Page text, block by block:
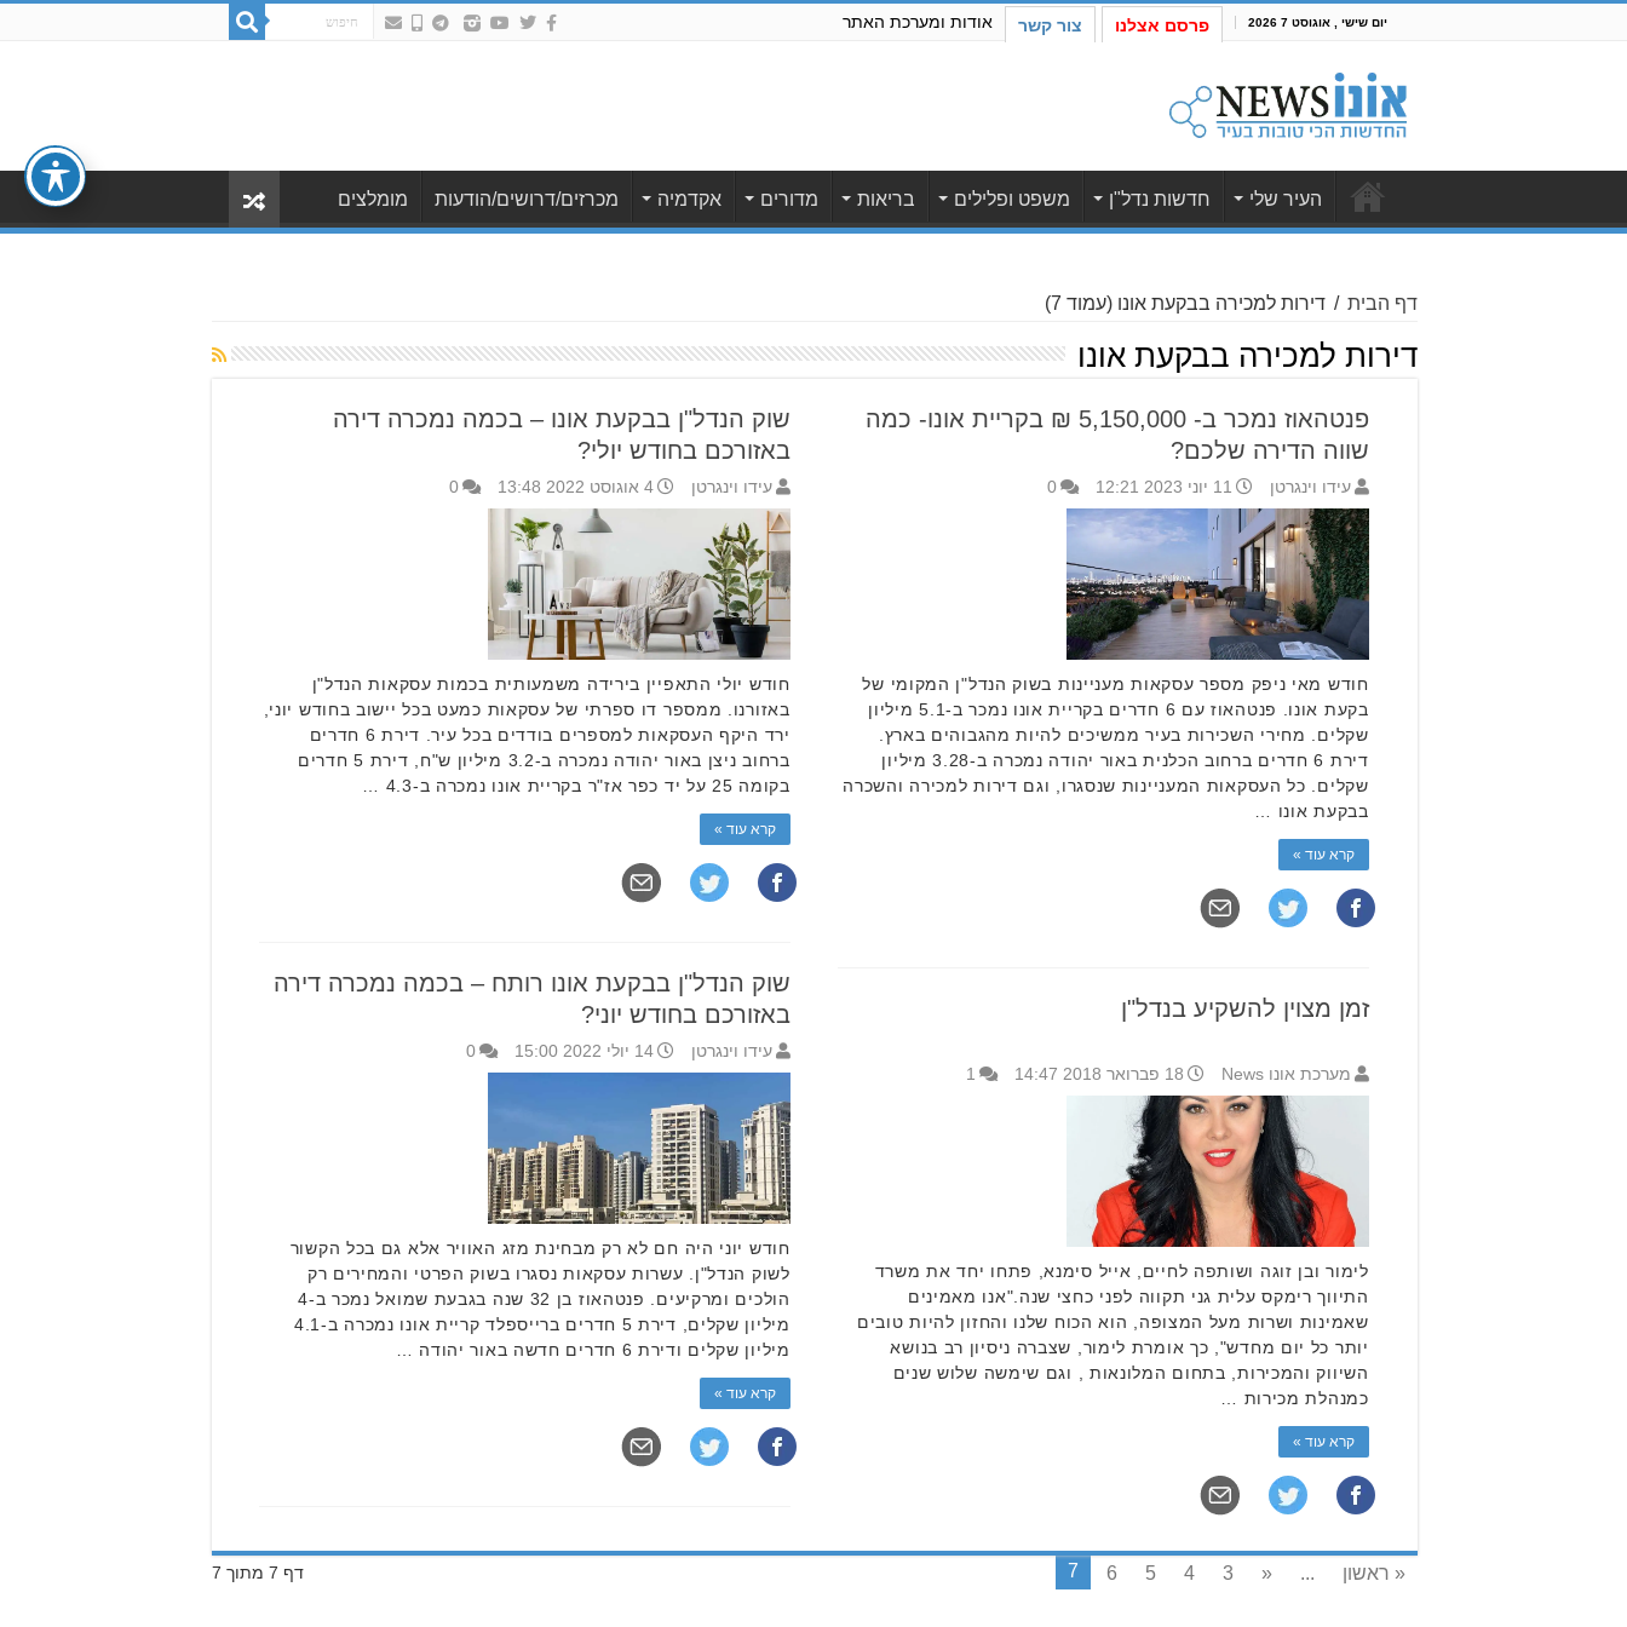
יום שישי , אוגוסט 7 2026 פרסם אצלנו צור קשר אודות ומערכת האתר
העיר שלי חדשות נדל"ן משפט ופלילים בריאות מדורים אקדמיה מכרזים/דרושים/הודעות מומלצים
דף הבית / דירות למכירה בבקעת אונו (עמוד 7)
דירות למכירה בבקעת אונו
פנטהאוז נמכר ב- 5,150,000 ₪ בקריית אונו- כמה
שווה הדירה שלכם?
עידו וינגרטן 11 יוני 2023 12:21 0
חודש מאי ניפק מספר עסקאות מעניינות בשוק הנדל"ן המקומי של
בקעת אונו. פנטהאוז עם 6 חדרים בקריית אונו נמכר ב-5.1 מיליון
שקלים. מחירי השכירות בעיר ממשיכים להיות מהגבוהים בארץ.
דירת 6 חדרים ברחוב הכלנית באור יהודה נמכרה ב-3.28 מיליון
שקלים. כל העסקאות המעניינות שנסגרו, וגם דירות למכירה והשכרה
בבקעת אונו …
קרא עוד »
שוק הנדל"ן בבקעת אונו – בכמה נמכרה דירה
באזורכם בחודש יולי?
עידו וינגרטן 4 אוגוסט 2022 13:48 0
חודש יולי התאפיין בירידה משמעותית בכמות עסקאות הנדל"ן
באזורנו. ממספר דו ספרתי של עסקאות כמעט בכל יישוב בחודש יוני,
ירד היקף העסקאות למספרים בודדים בכל עיר. דירת 6 חדרים
ברחוב ניצן באור יהודה נמכרה ב-3.2 מיליון ש"ח, דירת 5 חדרים
בקומה 25 על יד כפר אז"ר בקריית אונו נמכרה ב-4.3 …
קרא עוד »
שוק הנדל"ן בבקעת אונו רותח – בכמה נמכרה דירה
באזורכם בחודש יוני?
עידו וינגרטן 14 יולי 2022 15:00 0
חודש יוני היה חם לא רק מבחינת מזג האוויר אלא גם בכל הקשור
לשוק הנדל"ן. עשרות עסקאות נסגרו בשוק הפרטי והמחירים רק
הולכים ומרקיעים. פנטהאוז בן 32 שנה בגבעת שמואל נמכר ב-4
מיליון שקלים, דירת 5 חדרים ברייספלד קריית אונו נמכרה ב-4.1
מיליון שקלים ודירת 6 חדרים חדשה באור יהודה …
קרא עוד »
זמן מצוין להשקיע בנדל"ן
מערכת אונו News 18 פברואר 2018 14:47 1
לימור ובן זוגה ושותפה לחיים, אייל סימנא, פתחו יחד את משרד
התיווך רימקס עלית גני תקווה לפני כחצי שנה."אנו מאמינים
שאמינות ושרות מעל המצופה, הוא הכוח שלנו והחזון להיות טובים
יותר כל יום מחדש", כך אומרת לימור, שצברה ניסיון רב בנושא
השיווק והמכירות, בתחום המלונאות , וגם שימשה שלוש שנים
כמנהלת מכירות …
קרא עוד »
דף 7 מתוך 7 « ראשון ...
«
3
4
5
6
7